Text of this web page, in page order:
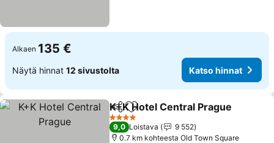
Alkaen 135 €
Näytä hinnat 12 sivustolta Katso hinnat
Jaa Lisää suosikkeihin
K+K Hotel Central Prague
4 Tähtiluokitus
9,0 Loistava
9 552
0.7 km kohteesta Old Town Square